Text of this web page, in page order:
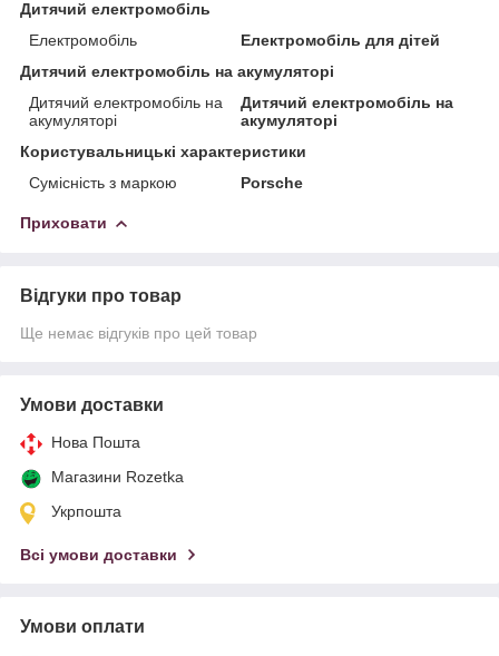
Дитячий електромобіль
Електромобіль
Електромобіль для дітей
Дитячий електромобіль на акумуляторі
Дитячий електромобіль на
акумуляторі
Дитячий електромобіль на
акумуляторі
Користувальницькі характеристики
Сумісність з маркою
Porsche
Приховати
Відгуки про товар
Ще немає відгуків про цей товар
Умови доставки
Нова Пошта
Магазини Rozetka
Укрпошта
Всі умови доставки
Умови оплати